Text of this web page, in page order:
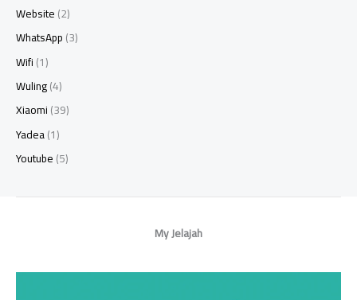
Website(2)
WhatsApp(3)
Wifi(1)
Wuling(4)
Xiaomi(39)
Yadea(1)
Youtube(5)
My Jelajah